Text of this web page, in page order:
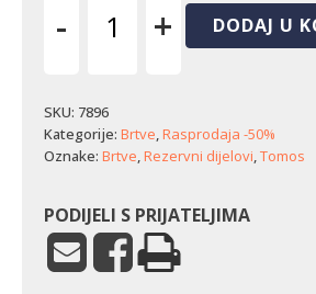
-
Tomos
UMO6
količina
+ DODAJ U
SKU: 7896
Kategorije: Brtve,Rasprodaja -50%
Oznake: Brtve,Rezervni dijelovi,Tomos
PODIJELI S PRIJATELJIMA